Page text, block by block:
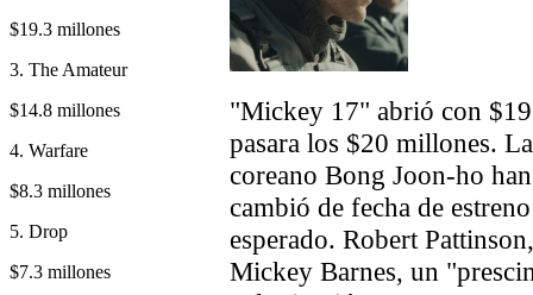
$19.3 millones
3. The Amateur
$14.8 millones
4. Warfare
$8.3 millones
5. Drop
$7.3 millones
"Mickey 17" abrió con
pasara los $20 millones.
coreano Bong Joon-ho
cambió de fecha de
esperado. Robert
Mickey Barnes, un